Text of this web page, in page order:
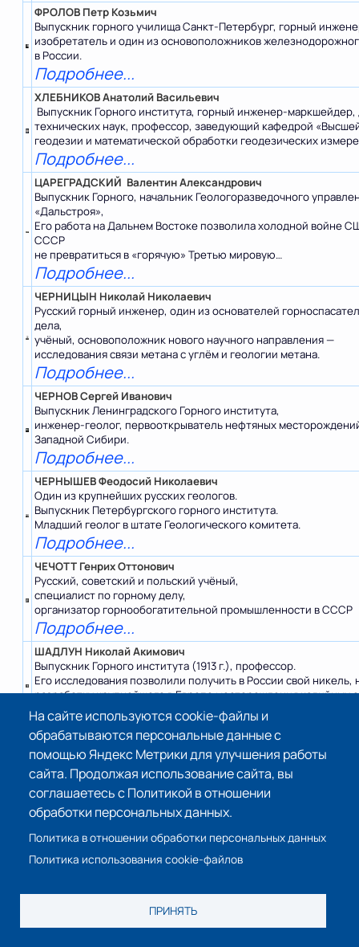
ФРОЛОВ Петр Козьмич
Выпускник горного училища Санкт-Петербург, горный
изобретатель и один из основоположников
в России.
Подробнее...
ХЛЕБНИКОВ Анатолий Васильевич
Выпускник Горного института, горный инженер-маркшейдер,
технических наук, профессор, заведующий кафедрой
геодезии и математической обработки геодезических
Подробнее...
ЦАРЕГРАДСКИЙ Валентин Александрович
Выпускник Горного, начальник Геологоразведочного
«Дальстроя»,
Его работа на Дальнем Востоке позволила холодной войне
СССР
не превратиться в «горячую» Третью мировую…
Подробнее...
ЧЕРНИЦЫН Николай Николаевич
Русский горный инженер, один из основателей
дела,
учёный, основоположник нового научного направления —
исследования связи метана с углём и геологии метана.
Подробнее...
ЧЕРНОВ Сергей Иванович
Выпускник Ленинградского Горного института,
инженер-геолог, первооткрыватель нефтяных
Западной Сибири.
Подробнее...
ЧЕРНЫШЕВ Феодосий Николаевич
Один из крупнейших русских геологов.
Выпускник Петербургского горного института.
Младший геолог в штате Геологического комитета.
Подробнее...
ЧЕЧОТТ Генрих Оттонович
Русский, советский и польский учёный,
специалист по горному делу,
организатор горнообогатительной промышленности в СССР
Подробнее...
ШАДЛУН Николай Акимович
Выпускник Горного института (1913 г.), профессор.
Его исследования позволили получить в России свой никель,
разработку крупнейшего в Европе месторождения калийных
Подробнее...
ШАЛИМОВ Александр Иванович
Выпускник Ленинградского горного института, советский
геолог и писатель-фантаст. Кандидат геолого-
наук, доцент, подполковник, член Союза писателей СССР.
Подробнее
ШАМШЕВ Филипп Аристархович
Горный инженер-геолог, д.т.н., профессор, Заслуженный
техники разведки (технологии и техники бурения скважин)
с 1948 по 1977 гг.
На сайте используются cookie-файлы и
обрабатываются персональные данные с
помощью Яндекс Метрики для улучшения работы
сайта. Продолжая использование сайта, вы
соглашаетесь с Политикой в отношении
обработки персональных данных.
Политика в отношении обработки персональных данных
Политика использования cookie-файлов
ПРИНЯТЬ